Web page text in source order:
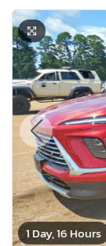
1 Day, 16 Hours